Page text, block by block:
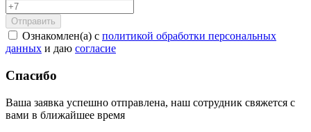
Ознакомлен(а) с политикой обработки персональных
данных и даю согласие
Спасибо
Ваша заявка успешно отправлена, наш сотрудник свяжется с
вами в ближайшее время